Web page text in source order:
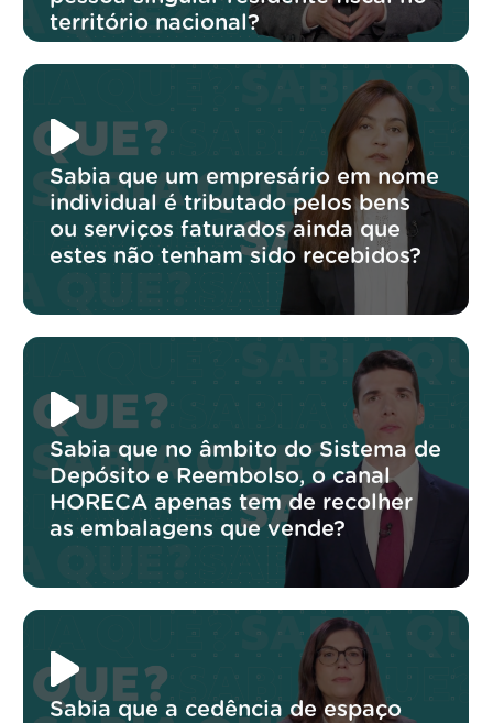
território nacional?
Sabia que um empresário em nome
individual é tributado pelos bens
ou serviços faturados ainda que
estes não tenham sido recebidos?
Sabia que no âmbito do Sistema de
Depósito e Reembolso, o canal
HORECA apenas tem de recolher
as embalagens que vende?
Sabia que a cedência de espaço